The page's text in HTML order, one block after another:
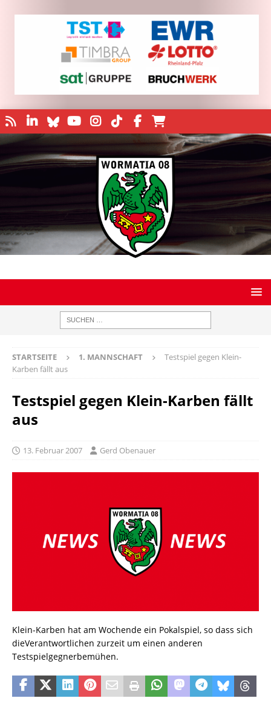
STARTSEITE 1. MANNSCHAFT
Testspiel gegen Klein-
Karben fällt aus
Testspiel gegen Klein-Karben fällt
aus
13. Februar 2007 Gerd Obenauer
Klein-Karben hat am Wochende ein Pokalspiel, so dass sich
dieVerantwortlichen zurzeit um einen anderen
Testspielgegnerbemühen.